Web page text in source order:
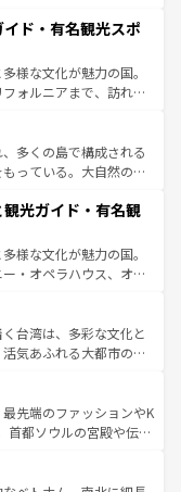
ならではのユニークな
なく町歩きも満喫する
め物価も高いが、旅行
あり、うまく活用すれ
ド・有名観光スポ
様な文化が魅力の国。
ォルニアまで、訪れる
ピング、エンターテイ
トだ。一方、アメリカ
キャニオンやイエロー
美食が融合した独特の
地域で異なる魅力を楽
史を感じることができ
列車の旅も、アメリカ
多くの島で構成される
っている。大自然の神
観光地といえばオアフ
ウイ島やカウアイ島が
く海をはじめ、豊かな
ハスピリット」と呼ば
ワイアンミュージッ
てがハワイの魅力を彩
と感動が待っているハ
光ガイド・有名観
様な文化が魅力の国。
・オペラハウス、オー
ウルル（エアーズロッ
ケアンズの熱帯雨林な
フェやワイン、オージ
り、サーフィンやダイ
ア好きにはたまらな
存分に味わいつくそ
台湾は、多彩な文化と
気あふれる大都市の台
東部など、都市の喧騒
れる人に新しい発見と
深い台湾の食文化も魅
バラエティ豊かな料理
先端のファッションやK
首都ソウルの宮殿や伝統
自然美を楽しむことが